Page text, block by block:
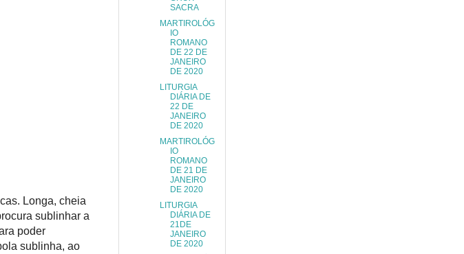
Longa, cheia
sublinhar a
poder
sublinha, ao
SACRA
MARTIROLÓG
IO
ROMANO
DE 22 DE
JANEIRO
DE 2020
LITURGIA
DIÁRIA DE
22 DE
JANEIRO
DE 2020
MARTIROLÓG
IO
ROMANO
DE 21 DE
JANEIRO
DE 2020
LITURGIA
DIÁRIA DE
21DE
JANEIRO
DE 2020